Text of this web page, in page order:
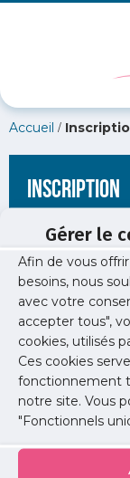
Gérer le
Afin de vous
besoins, nous
avec votre
accepter tous",
cookies, utilisés
Ces cookies
fonctionnement
notre site. Vous
"Fonctionnels
Accueil /
Inscription
[wppb-register
idf.org/